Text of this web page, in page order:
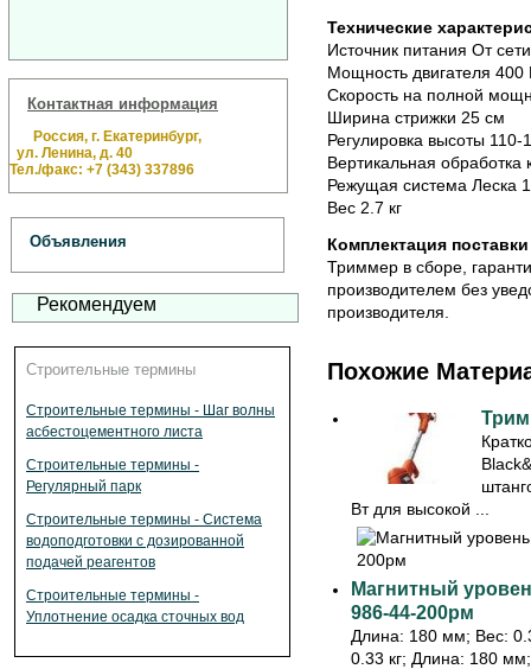
Контактная информация
Россия, г. Екатеринбург,
ул. Ленина, д. 40
Тел./факс: +7 (343) 337896
Объявления
Рекомендуем
Строительные термины
Строительные термины - Шаг волны
асбестоцементного листа
Строительные термины -
Регулярный парк
Строительные термины - Система
водоподготовки с дозированной
подачей реагентов
Строительные термины -
Уплотнение осадка сточных вод
Технические
Источник питания От сети
Мощность двигателя 400
Скорость на полной
Ширина стрижки 25 см
Регулировка высоты 110-
Вертикальная обработка
Режущая система Леска
Вес 2.7 кг
Комплектация
Триммер в сборе,
производителем без
производителя.
Похожие
Вт для высокой ...
Магнитный
986-44-200рм
Длина: 180 мм; Вес:
0.33 кг; Длина: 180